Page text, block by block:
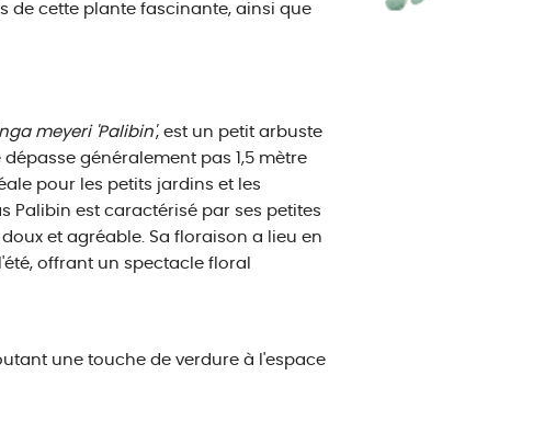
de cette plante fascinante, ainsi que
meyeri 'Palibin', est un petit arbuste
généralement pas 1,5 mètre
pour les petits jardins et les
Palibin est caractérisé par ses petites
et agréable. Sa floraison a lieu en
offrant un spectacle floral
une touche de verdure à l'espace